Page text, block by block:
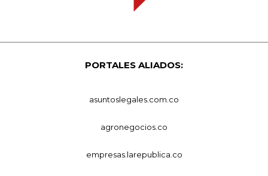
PORTALES ALIADOS:
asuntoslegales.com.co
agronegocios.co
empresas.larepublica.co